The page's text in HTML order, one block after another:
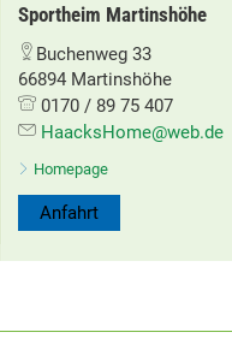
Sportheim Martinshöhe
Buchenweg 33
66894 Martinshöhe
0170 / 89 75 407
HaacksHome@web.de
Homepage
Anfahrt